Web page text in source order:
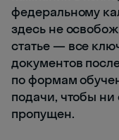
федеральному
здесь не
статье — все
документов
по формам
подачи, чтобы
пропущен.